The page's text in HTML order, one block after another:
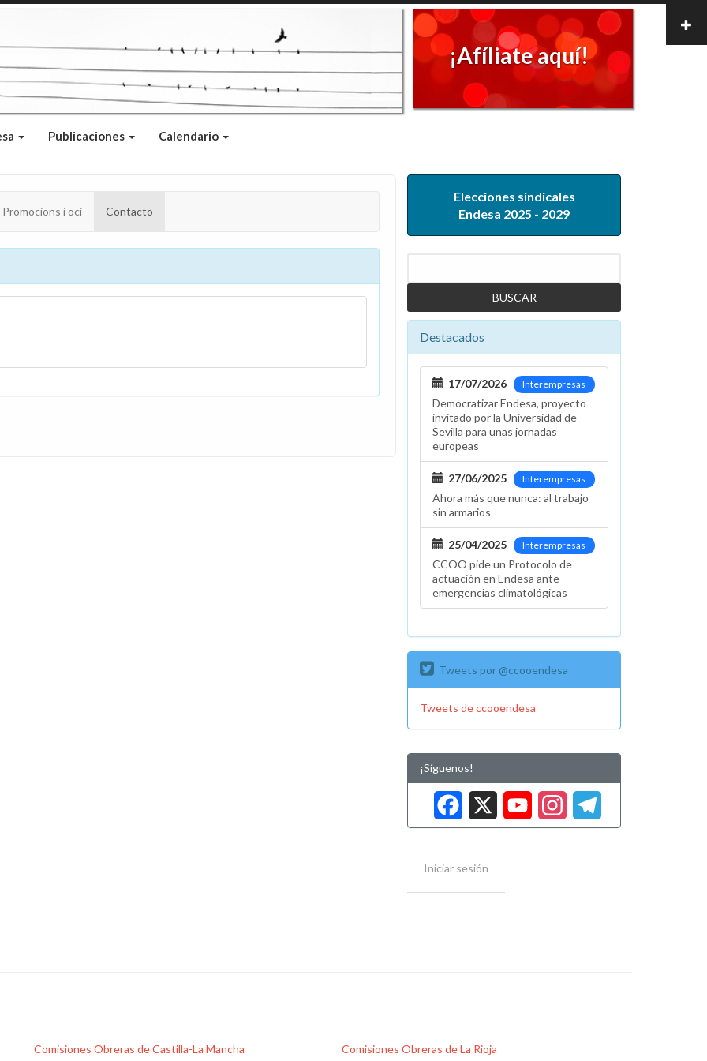
¡Afíliate aquí!
Publicaciones Calendario
Promocions i oci Contacto
Elecciones sindicales
Endesa 2025 - 2029
Destacados
Interempresas
17/07/2026
Democratizar Endesa, proyecto
invitado por la Universidad de
Sevilla para unas jornadas
europeas
Interempresas
27/06/2025
Ahora más que nunca: al trabajo
sin armarios
Interempresas
25/04/2025
CCOO pide un Protocolo de
actuación en Endesa ante
emergencias climatológicas
Tweets por @ccooendesa
Tweets de ccooendesa
¡Síguenos!
Facebook
XYouTube
Iniciar sesión
Comisiones Obreras de Castilla-La Mancha
Comisiones Obreras de La Rioja